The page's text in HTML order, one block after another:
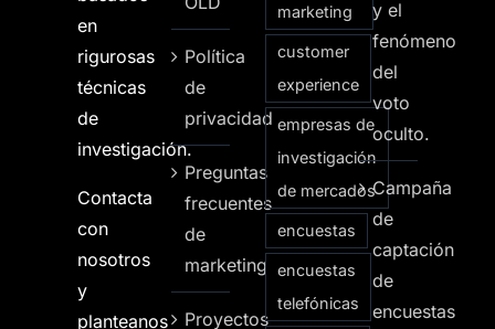
en
rigurosas
técnicas
de
investigación.
Contacta
con
nosotros
y
planteanos
Política
de
privacidad
Preguntas
frecuentes
de
marketing
Proyectos
marketing
customer
experience
empresas de
investigación
de mercados
encuestas
encuestas
telefónicas
y el
fenómeno
del
voto
oculto.
Campaña
de
captación
de
encuestas